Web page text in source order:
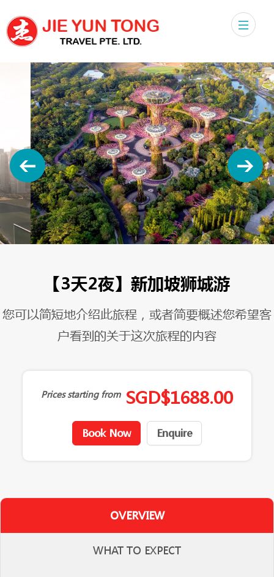
【3天2夜】新加坡狮城游
您可以简短地介绍此旅程，或者简要概述您希望客
户看到的关于这次旅程的内容
Prices starting from SGD$1688.00
Book Now Enquire
OVERVIEW
WHAT TO EXPECT